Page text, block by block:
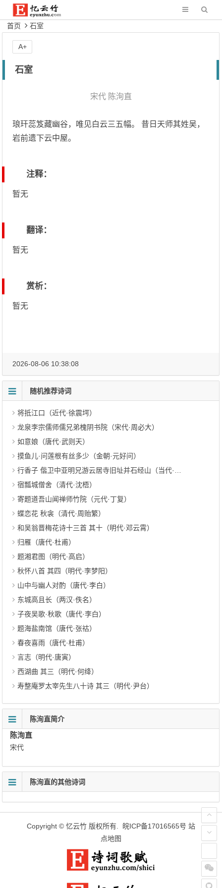
首页 石室
石室
宋代 陈洵直
琅玕蕊笈藏幽谷，唯见白云三五幅。 昔日天师其姓吴，
岩前遗下云中屋。
注释：
暂无
翻译：
暂无
赏析：
暂无
A+
2026-08-06 10:38:08
随机推荐诗词
将抵江口（近代·徐震堮）
龙泉李宗儒师儒兄弟槐阴书院（宋代·周必大）
如意娘（唐代·武则天）
摸鱼儿·问莲根有丝多少（金朝·元好问）
行香子 偕卫中亚明兄游云居寺旧址并石经山（当代·张力夫）
宿瓢城僧舍（清代·沈梧）
寄题道吾山闻禅师竹院（元代·丁复）
蝶恋花 秋衾（清代·周贻繁）
和吴翁晋梅花诗十三首 其十（明代·邓云霄）
归雁（唐代·杜甫）
题湘君图（明代·高启）
秋怀八首 其四（明代·李梦阳）
山中与幽人对酌（唐代·李白）
东城高且长（两汉·佚名）
子夜吴歌·秋歌（唐代·李白）
题海盐南馆（唐代·张祜）
春夜喜雨（唐代·杜甫）
言志（明代·唐寅）
西湖曲 其三（明代·何绛）
寿整庵罗太宰先生八十诗 其三（明代·尹台）
陈洵直简介
陈洵直
宋代
陈洵直的其他诗词
Copyright © 忆云竹 版权所有. 皖ICP备17016565号 站
点地图